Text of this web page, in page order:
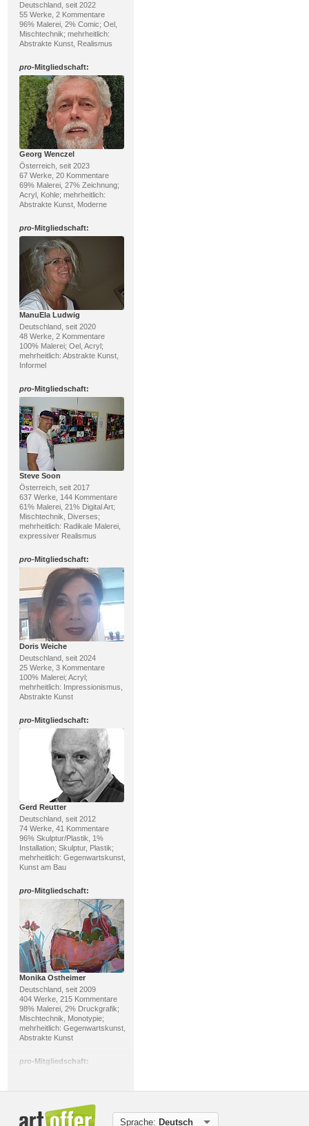
Deutschland, seit 2022
55 Werke, 2 Kommentare
96% Malerei, 2% Comic; Oel,
Mischtechnik; mehrheitlich:
Abstrakte Kunst, Realismus
pro-Mitgliedschaft:
Georg Wenczel
Österreich, seit 2023
67 Werke, 20 Kommentare
69% Malerei, 27% Zeichnung;
Acryl, Kohle; mehrheitlich:
Abstrakte Kunst, Moderne
pro-Mitgliedschaft:
ManuEla Ludwig
Deutschland, seit 2020
48 Werke, 2 Kommentare
100% Malerei; Oel, Acryl;
mehrheitlich: Abstrakte Kunst,
Informel
pro-Mitgliedschaft:
Steve Soon
Österreich, seit 2017
637 Werke, 144 Kommentare
61% Malerei, 21% Digital Art;
Mischtechnik, Diverses;
mehrheitlich: Radikale Malerei,
expressiver Realismus
pro-Mitgliedschaft:
Doris Weiche
Deutschland, seit 2024
25 Werke, 3 Kommentare
100% Malerei; Acryl;
mehrheitlich: Impressionismus,
Abstrakte Kunst
pro-Mitgliedschaft:
Gerd Reutter
Deutschland, seit 2012
74 Werke, 41 Kommentare
96% Skulptur/Plastik, 1%
Installation; Skulptur, Plastik;
mehrheitlich: Gegenwartskunst,
Kunst am Bau
pro-Mitgliedschaft:
Monika Ostheimer
Deutschland, seit 2009
404 Werke, 215 Kommentare
98% Malerei, 2% Druckgrafik;
Mischtechnik, Monotypie;
mehrheitlich: Gegenwartskunst,
Abstrakte Kunst
pro-Mitgliedschaft:
Sprache: Deutsch